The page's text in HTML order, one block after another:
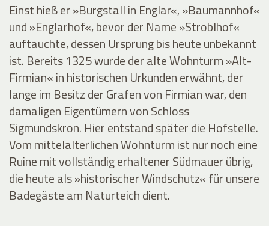
Einst hieß er »Burgstall in Englar«, »Baumannhof«
und »Englarhof«, bevor der Name »Stroblhof«
auftauchte, dessen Ursprung bis heute unbekannt
ist. Bereits 1325 wurde der alte Wohnturm »Alt-
Firmian« in historischen Urkunden erwähnt, der
lange im Besitz der Grafen von Firmian war, den
damaligen Eigentümern von Schloss
Sigmundskron. Hier entstand später die Hofstelle.
Vom mittelalterlichen Wohnturm ist nur noch eine
Ruine mit vollständig erhaltener Südmauer übrig,
die heute als »historischer Windschutz« für unsere
Badegäste am Naturteich dient.